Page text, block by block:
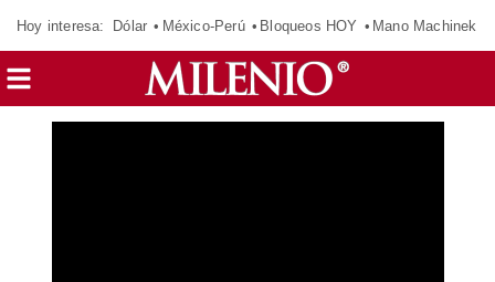
Hoy interesa: Dólar México-Perú Bloqueos HOY Mano Machinek